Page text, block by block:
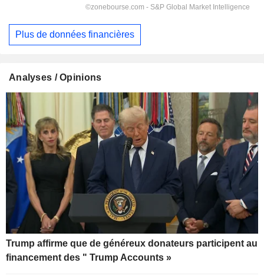
Plus de données financières
Analyses / Opinions
Trump affirme que de généreux donateurs participent au
financement des " Trump Accounts »